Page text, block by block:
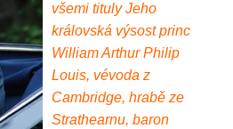
všemi tituly Jeho
královská výsost princ
William Arthur Philip
Louis, vévoda z
Cambridge, hrabě ze
Strathearnu, baron